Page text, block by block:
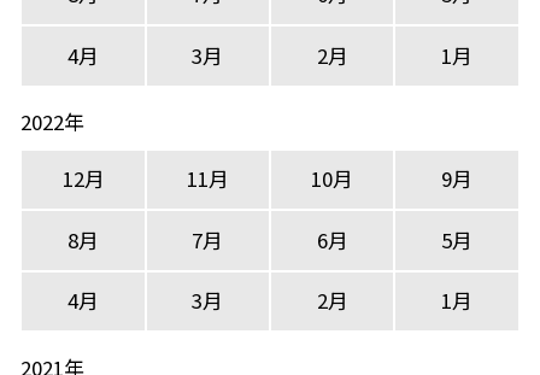
4月 3月 2月 1月
2022年
12月
11月 10月 9月
8月 7月 6月 5月
4月 3月 2月 1月
2021年